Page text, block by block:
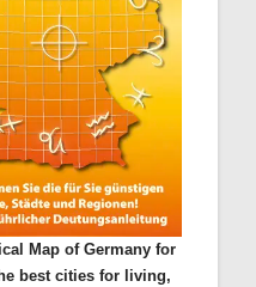
Map of Germany for
best cities for living,